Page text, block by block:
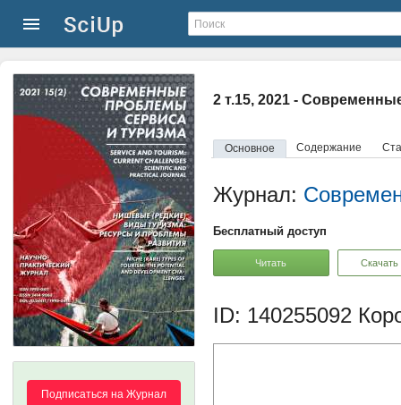
2 т.15, 2021 -
Основное Содержание
Подписаться на Журнал
Журнал:
Бесплатный доступ
Читать Скачать
ID: 140255092